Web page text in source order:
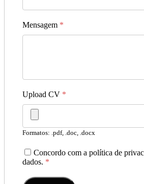
Mensagem *
Upload CV *
Formatos: .pdf, .doc, .docx
Concordo com a política de
dados. *